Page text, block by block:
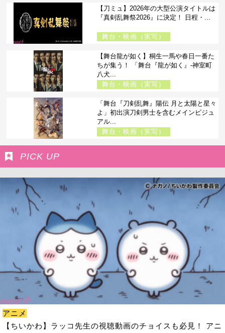
【刀ミュ】2026年の大型公演タイトルは
『真剣乱舞祭2026』に決定！ 日程・...
舞台・映画（実写）
【舞台龍が如く】桐生一馬や春日一番た
ちが集う！ 「舞台『龍が如く』-神室町
八犬...
舞台・映画（実写）
「舞台『刀剣乱舞』陽伝 月と太陽と星々
よ」初出演刀剣男士を含むメインビジュ
アル...
舞台・映画（実写）
PICK UP
アニメ
【ちいかわ】ラッコ先生の視聴動画のチョイスも必見！ アニ